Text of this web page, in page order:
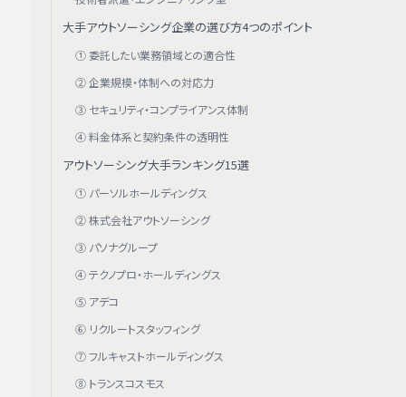
大手アウトソーシング企業の選び方4つのポイント
① 委託したい業務領域との適合性
② 企業規模・体制への対応力
③ セキュリティ・コンプライアンス体制
④ 料金体系と契約条件の透明性
アウトソーシング大手ランキング15選
① パーソルホールディングス
② 株式会社アウトソーシング
③ パソナグループ
④ テクノプロ・ホールディングス
⑤ アデコ
⑥ リクルートスタッフィング
⑦ フルキャストホールディングス
⑧ トランスコスモス